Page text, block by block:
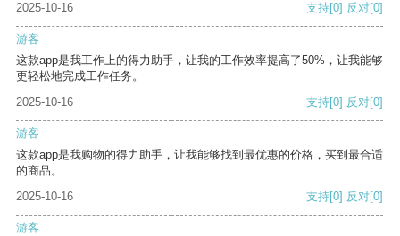
2025-10-16 支持[0] 反对[0]
游客
这款app是我工作上的得力助手，让我的工作效率提高了50%，让我能够
更轻松地完成工作任务。
2025-10-16
支持[0] 反对[0]
游客
这款app是我购物的得力助手，让我能够找到最优惠的价格，买到最合适
的商品。
2025-10-16
支持[0] 反对[0]
游客